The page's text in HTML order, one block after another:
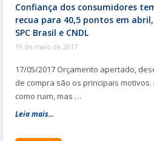
Confiança dos consumidores
recua para 40,5 pontos em
SPC Brasil e CNDL
19 de maio de 2017
17/05/2017 Orçamento apertado,
de compra são os principais
como ruim, mas …
Leia mais...